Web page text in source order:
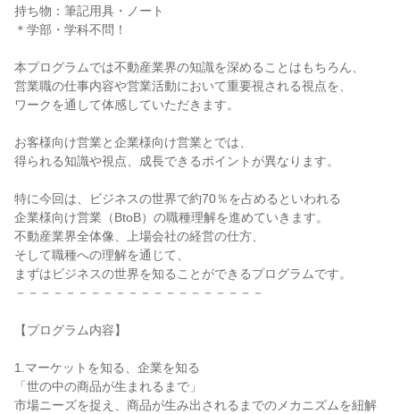
持ち物：筆記用具・ノート
＊学部・学科不問！
本プログラムでは不動産業界の知識を深めることはもちろん、
営業職の仕事内容や営業活動において重要視される視点を、
ワークを通して体感していただきます。
お客様向け営業と企業様向け営業とでは、
得られる知識や視点、成長できるポイントが異なります。
特に今回は、ビジネスの世界で約70％を占めるといわれる
企業様向け営業（BtoB）の職種理解を進めていきます。
不動産業界全体像、上場会社の経営の仕方、
そして職種への理解を通じて、
まずはビジネスの世界を知ることができるプログラムです。
－－－－－－－－－－－－－－－－－－－－
【プログラム内容】
1.マーケットを知る、企業を知る
「世の中の商品が生まれるまで」
市場ニーズを捉え、商品が生み出されるまでのメカニズムを紐解